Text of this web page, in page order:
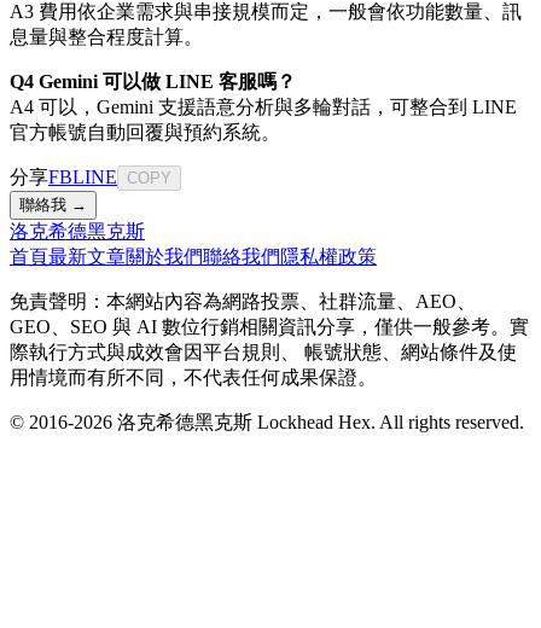
A3 費用依企業需求與串接規模而定，一般會依功能數量、訊
息量與整合程度計算。
Q4 Gemini 可以做 LINE 客服嗎？
A4 可以，Gemini 支援語意分析與多輪對話，可整合到 LINE
官方帳號自動回覆與預約系統。
分享FBLINE
COPY
聯絡我 →
洛克希德黑克斯
首頁最新文章關於我們聯絡我們 隱私權政策
免責聲明：本網站內容為網路投票、社群流量、AEO、
GEO、SEO 與 AI 數位行銷相關資訊分享，僅供一般參考。實
際執行方式與成效會因平台規則、 帳號狀態、網站條件及使
用情境而有所不同，不代表任何成果保證。
© 2016-2026 洛克希德黑克斯 Lockhead Hex. All rights reserved.